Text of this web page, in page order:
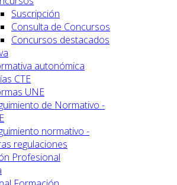
Suscripción
Consulta de Concursos
Concursos destacados
autonómica
CTE
UNE
de Normativo -
normativo -
regulaciones
Profesional